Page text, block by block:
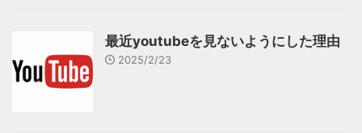
最近youtubeを見ないようにした理由
2025/2/23